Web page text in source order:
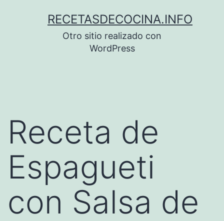
RECETASDECOCINA.INFO
Otro sitio realizado con
WordPress
Receta de
Espagueti
con Salsa de